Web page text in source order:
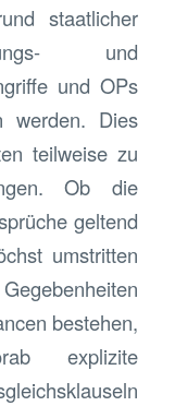
staatlicher
und
und OPs
werden. Dies
teilweise zu
Ob die
geltend
umstritten
bestehen,
explizite